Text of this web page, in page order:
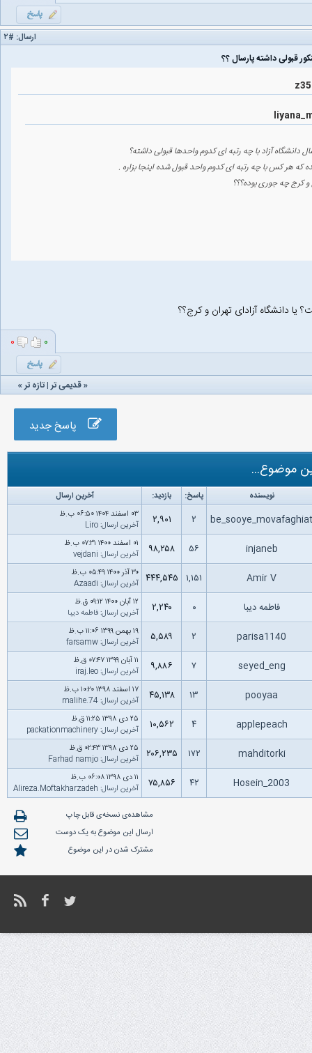
ارسال: #۲
دانشگاه آزاد با چه رتبه ای کدوم واحدها قبولی داشته؟
هر کس با چه رتبه ای کدوم واحد قبول شده اینجا بزاره .
و کرج چه جوری بوده؟؟؟
یا دانشگاه آزادای تهران و کرج؟؟
۰ ۰
«قدیمی تر|تازه‌ تر»
پاسخ جدید
موضوع...
نویسنده پاسخ: بازدید: آخرین ارسال
۲ ۲,۹۰۱
۰۳ اسفند ۱۴۰۴ ۰۶:۵۰ ب.ظ
آخرین ارسال:
Liro
injaneb ۵۶ ۹۸,۲۵۸
۰۱ اسفند ۱۴۰۰ ۰۷:۳۱ ب.ظ
آخرین ارسال:
vejdani
Amir V ۱,۱۵۱ ۴۴۴,۵۴۵
۳۰ آذر ۱۴۰۰ ۰۵:۴۹ ب.ظ
آخرین ارسال:
Azaadi
فاطمه دیبا ۰ ۲,۲۴۰
۱۲ آبان ۱۴۰۰ ۰۹:۱۲ ق.ظ
آخرین ارسال:فاطمه دیبا
parisa1140 ۲ ۵,۵۸۹
۱۹ بهمن ۱۳۹۹ ۱۱:۰۶ ب.ظ
آخرین ارسال:
farsamw
seyed_eng ۷ ۹,۸۸۶
۱۱ آبان ۱۳۹۹ ۰۷:۴۷ ق.ظ
آخرین ارسال:
iraj.leo
pooyaa ۱۳ ۴۵,۱۳۸
۱۷ اسفند ۱۳۹۸ ۱۰:۲۰ ب.ظ
آخرین ارسال:
malihe.74
applepeach ۴ ۱۰,۵۶۲
۲۵ دى ۱۳۹۸ ۱۱:۲۵ ق.ظ
آخرین ارسال:
packationmachinery
mahditorki ۱۷۲ ۲۰۶,۲۳۵
۲۵ دى ۱۳۹۸ ۰۲:۴۳ ق.ظ
آخرین ارسال:
Farhad namjo
Hosein_2003 ۴۲ ۷۵,۸۵۶
۱۱ دى ۱۳۹۸ ۰۶:۰۸ ب.ظ
آخرین ارسال:
Alireza.Moftakharzadeh
مشاهده‌ی نسخه‌ی قابل چاپ
ارسال این موضوع به یک دوست
مشترک شدن در این موضوع